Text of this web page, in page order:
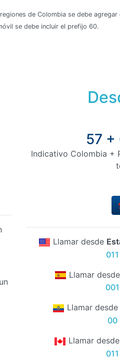
de Colombia se debe
se debe incluir el prefijo 60.
57 +
Indicativo Colombia +
Llamar desde
Llamar desde
Llamar desde
00
Llamar desde